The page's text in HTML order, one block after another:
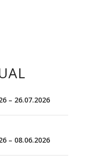
– 26.07.2026
– 08.06.2026